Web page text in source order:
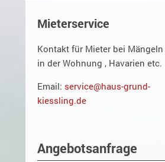
Mieterservice
Kontakt für Mieter bei Mängeln
in der Wohnung , Havarien etc.
Email: service@haus-grund-
kiessling.de
Angebotsanfrage